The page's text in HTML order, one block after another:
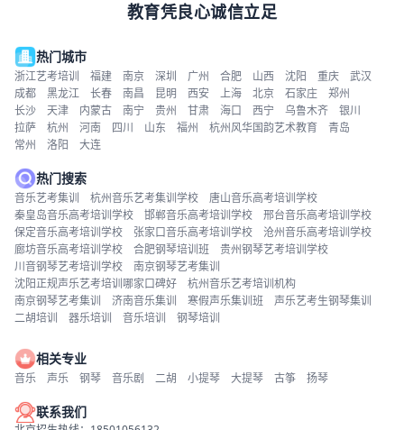
教育凭良心诚信立足
热门城市
浙江艺考培训 福建 南京 深圳 广州 合肥 山西 沈阳 重庆
武汉
成都
黑龙江 长春 南昌 昆明 西安 上海 北京 石家庄
郑州
长沙
天津 内蒙古 南宁 贵州 甘肃 海口 西宁 乌鲁木齐
银川
拉萨
杭州 河南 四川 山东 福州 杭州风华国韵艺术教育
青岛
常州
洛阳 大连
热门搜索
音乐艺考集训 杭州音乐艺考集训学校
唐山音乐高考培训学校
秦皇岛音乐高考培训学校
邯郸音乐高考培训学校
邢台音乐高考培训学校
保定音乐高考培训学校
张家口音乐高考培训学校
沧州音乐高考培训学校
廊坊音乐高考培训学校
合肥钢琴培训班
贵州钢琴艺考培训学校
川音钢琴艺考培训学校
南京钢琴艺考集训
沈阳正规声乐艺考培训哪家口碑好
杭州音乐艺考培训机构
南京钢琴艺考集训
济南音乐集训 寒假声乐集训班
声乐艺考生钢琴集训
二胡培训
器乐培训 音乐培训 钢琴培训
相关专业
音乐 声乐 钢琴 音乐剧 二胡 小提琴 大提琴 古筝 扬琴
联系我们